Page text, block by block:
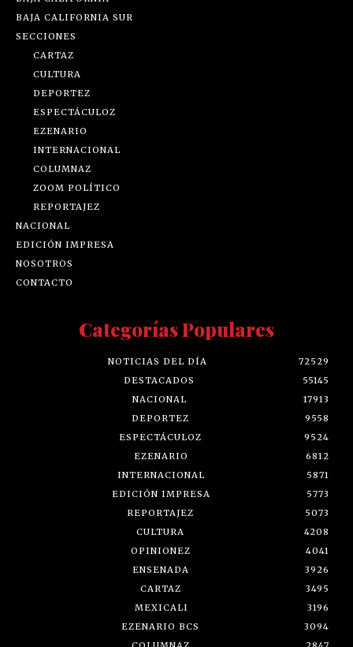
BAJA CALIFORNIA SUR
SECCIONES
CARTAZ
CULTURA
DEPORTEZ
ESPECTÁCULOZ
EZENARIO
INTERNACIONAL
COLUMNAZ
ZOOM POLÍTICO
REPORTAJEZ
NACIONAL
EDICIÓN IMPRESA
NOSOTROS
CONTACTO
Categorías Populares
NOTICIAS DEL DÍA
72529
DESTACADOS
55145
NACIONAL
17913
DEPORTEZ
9558
ESPECTÁCULOZ
9524
EZENARIO
6812
INTERNACIONAL
5871
EDICIÓN IMPRESA
5773
REPORTAJEZ
5073
CULTURA
4208
OPINIONEZ
4041
ENSENADA
3926
CARTAZ
3495
MEXICALI
3196
EZENARIO BCS
3094